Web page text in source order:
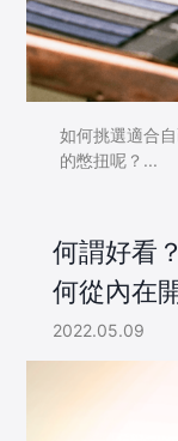
如何挑選適合
的憋扭呢？...
何謂好看
何從內在
2022.05.09